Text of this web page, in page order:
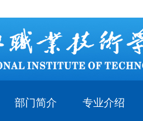
部门简介 专业介绍